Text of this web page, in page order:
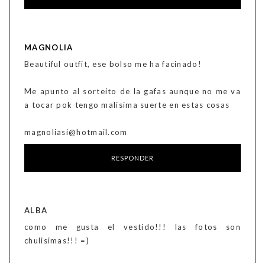
MAGNOLIA
Beautiful outfit, ese bolso me ha facinado!
Me apunto al sorteito de la gafas aunque no me va
a tocar pok tengo malisima suerte en estas cosas
magnoliasi@hotmail.com
RESPONDER
ALBA
como me gusta el vestido!!! las fotos son
chulisimas!!! =)